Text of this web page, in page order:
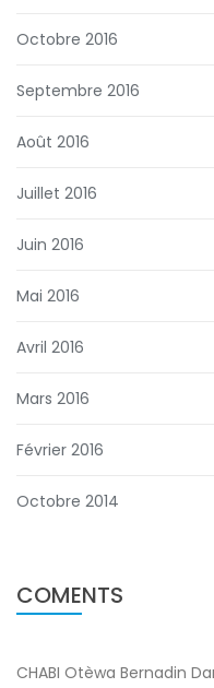
Octobre 2016
Septembre 2016
Août 2016
Juillet 2016
Juin 2016
Mai 2016
Avril 2016
Mars 2016
Février 2016
Octobre 2014
COMENTS
CHABI Otèwa Bernadin